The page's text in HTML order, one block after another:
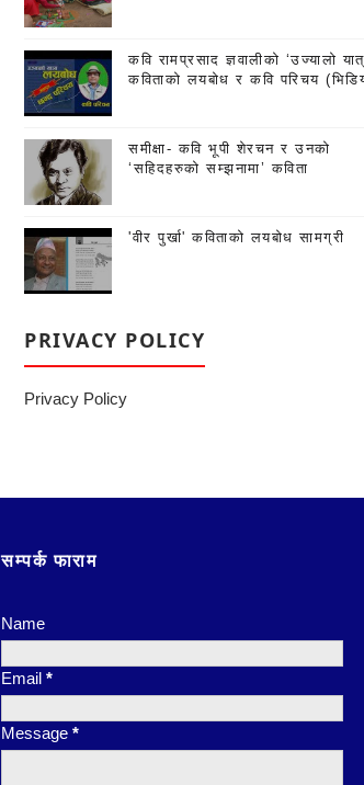
कवि रामप्रसाद ज्ञवालीको ‘उज्यालो
कविताको लयबोध र कवि परिचय
समीक्षा- कवि भूपी शेरचन र उनको
‘सहिदहरुको सम्झनामा’ कविता
'वीर पुर्खा' कविताको लयबोध सामग्री
PRIVACY POLICY
Privacy Policy
Name